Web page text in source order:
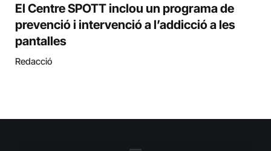
El Centre SPOTT inclou un programa de
prevenció i intervenció a l’addicció a les
pantalles
Redacció